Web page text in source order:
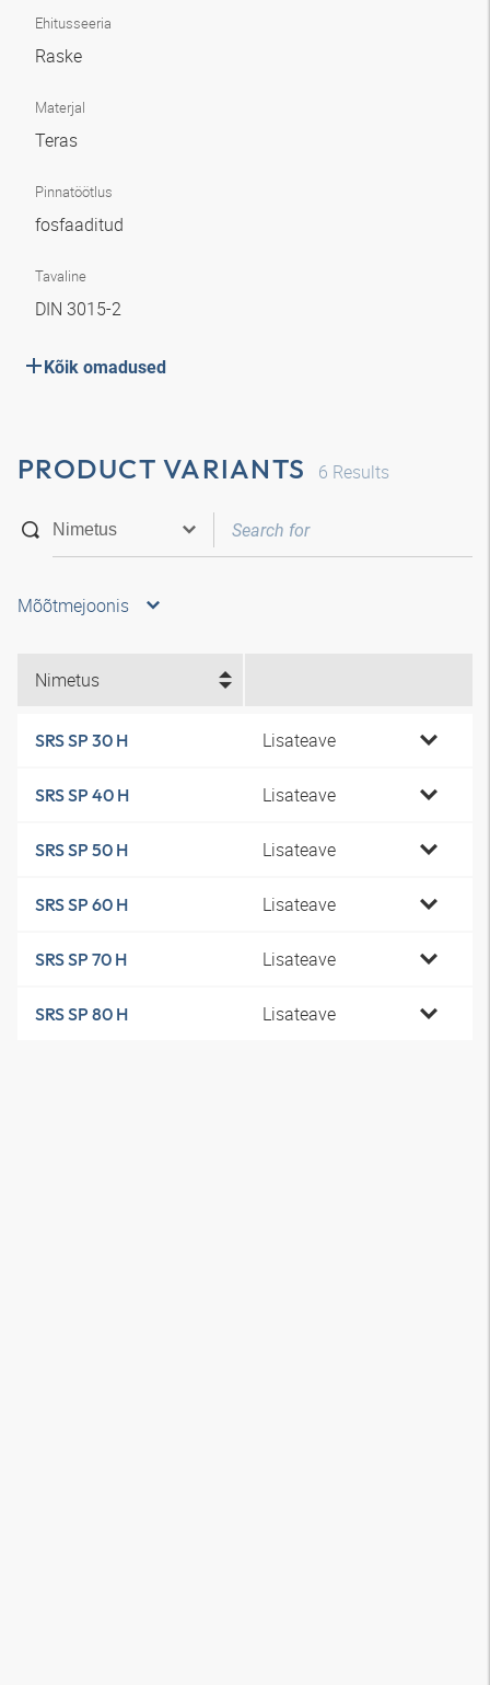
Ehitusseeria
Raske
Materjal
Teras
Pinnatöötlus
fosfaaditud
Tavaline
DIN 3015-2
Kõik omadused
PRODUCT VARIANTS 6 Results
Mõõtmejoonis
Nimetus
SRS SP 30 H Lisateave
SRS SP 40 H Lisateave
SRS SP 50 H Lisateave
SRS SP 60 H Lisateave
SRS SP 70 H Lisateave
SRS SP 80 H Lisateave